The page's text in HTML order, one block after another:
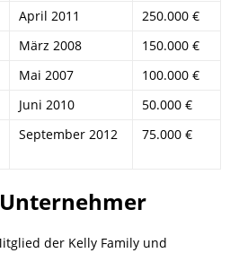
April 2011
250.000 €
März 2008
150.000 €
Mai 2007
100.000 €
Juni 2010
50.000 €
September 2012 75.000 €
der Kelly Family und